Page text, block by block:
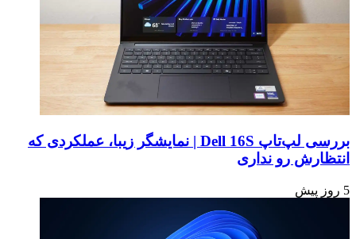
بررسی لپ‌تاپ Dell 16S | نمایشگر زیبا، عملکردی که
انتظارش رو نداری
5 روز پیش